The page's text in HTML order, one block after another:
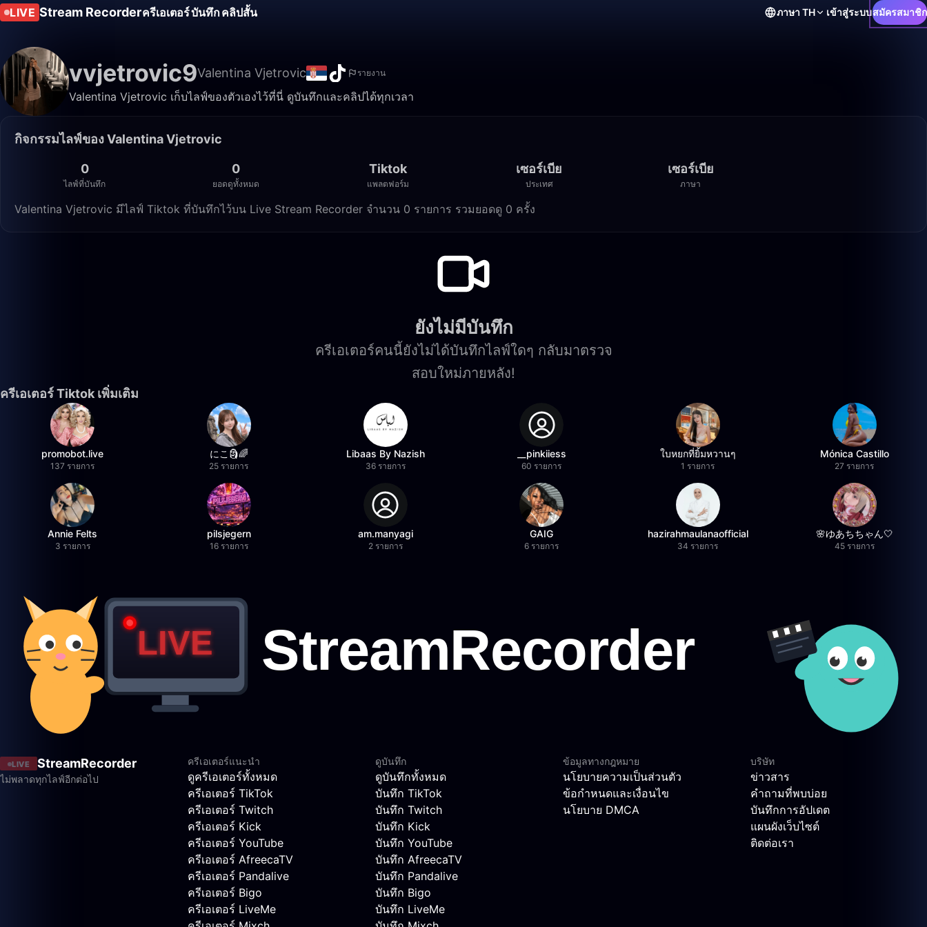
LIVE Stream Recorderครีเอเตอร์บันทึกคลิปสั้น ภาษา TH เข้าสู่ระบบสมัครสมาชิก
vvjetrovic9Valentina Vjetrovic รายงาน
Valentina Vjetrovic เก็บไลฟ์ของตัวเองไว้ที่นี่ ดูบันทึกและคลิปได้ทุกเวลา
กิจกรรมไลฟ์ของ Valentina Vjetrovic
0
ไลฟ์ที่บันทึก
0
ยอดดูทั้งหมด
Tiktok
แพลตฟอร์ม
เซอร์เบีย
ประเทศ
เซอร์เบีย
ภาษา
Valentina Vjetrovic มีไลฟ์ Tiktok ที่บันทึกไว้บน Live Stream Recorder จำนวน 0 รายการ รวมยอดดู 0 ครั้ง
ยังไม่มีบันทึก
ครีเอเตอร์คนนี้ยังไม่ได้บันทึกไลฟ์ใดๆ กลับมาตรวจ
สอบใหม่ภายหลัง!
ครีเอเตอร์ Tiktok เพิ่มเติม
promobot.live
137 รายการ
にこ🗿🌈
25 รายการ
Libaas By Nazish
36 รายการ
__pinkiiess
60 รายการ
ใบหยกที่ยิ้มหวานๆ
1 รายการ
Mónica Castillo
27 รายการ
Annie Felts
3 รายการ
pilsjegern
16 รายการ
am.manyagi
2 รายการ
GAIG
6 รายการ
hazirahmaulanaofficial
34 รายการ
🌸ゆあちちゃん🤍
45 รายการ
LIVE StreamRecorder
ไม่พลาดทุกไลฟ์อีกต่อไป
ครีเอเตอร์แนะนำ
ดูครีเอเตอร์ทั้งหมด
ครีเอเตอร์ TikTok
ครีเอเตอร์ Twitch
ครีเอเตอร์ Kick
ครีเอเตอร์ YouTube
ครีเอเตอร์ AfreecaTV
ครีเอเตอร์ Pandalive
ครีเอเตอร์ Bigo
ครีเอเตอร์ LiveMe
ดูบันทึก
ดูบันทึกทั้งหมด
บันทึก TikTok
บันทึก Twitch
บันทึก Kick
บันทึก YouTube
บันทึก AfreecaTV
บันทึก Pandalive
บันทึก Bigo
บันทึก LiveMe
ข้อมูลทางกฎหมาย
นโยบายความเป็นส่วนตัว
ข้อกำหนดและเงื่อนไข
นโยบาย DMCA
บริษัท
ข่าวสาร
คำถามที่พบบ่อย
บันทึกการอัปเดต
แผนผังเว็บไซต์
ติดต่อเรา